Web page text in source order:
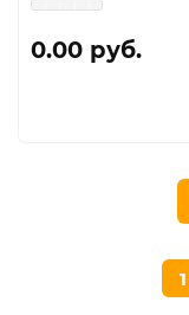
0.00 руб.
1